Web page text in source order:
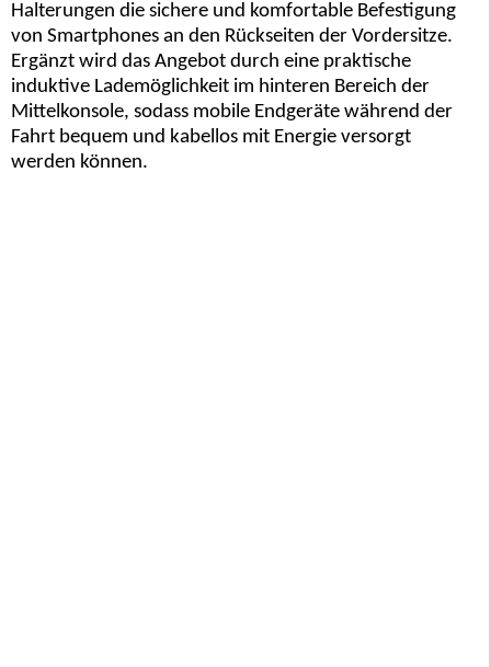
Halterungen die sichere und komfortable Befestigung
von Smartphones an den Rückseiten der Vordersitze.
Ergänzt wird das Angebot durch eine praktische
induktive Lademöglichkeit im hinteren Bereich der
Mittelkonsole, sodass mobile Endgeräte während der
Fahrt bequem und kabellos mit Energie versorgt
werden können.